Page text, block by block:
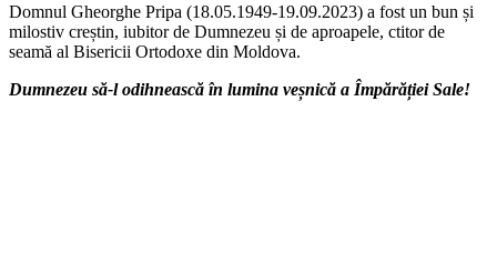
Domnul Gheorghe Pripa (18.05.1949-19.09.2023) a fost un bun și
milostiv creștin, iubitor de Dumnezeu și de aproapele, ctitor de
seamă al Bisericii Ortodoxe din Moldova.
Dumnezeu să-l odihnească în lumina veșnică a Împărăției Sale!